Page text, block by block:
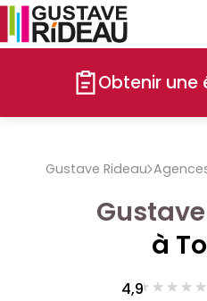
Obtenir
Gustave Rideau
à
4,9